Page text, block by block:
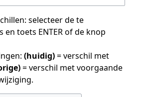
selecteer de te
en toets ENTER of de knop
(huidig)= verschil met
= verschil met voorgaande